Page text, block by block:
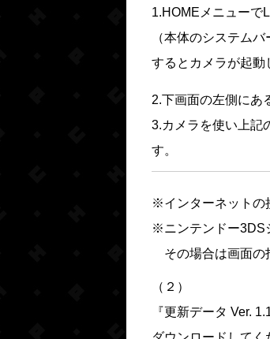
1.HOMEメニューで
（本体のシステム
するとカメラが起動
2.下画面の左側にあ
3.カメラを使い上記
す。
※インターネットの
※ニンテンドー3DS
その場合は画面の
（２）
『更新データ